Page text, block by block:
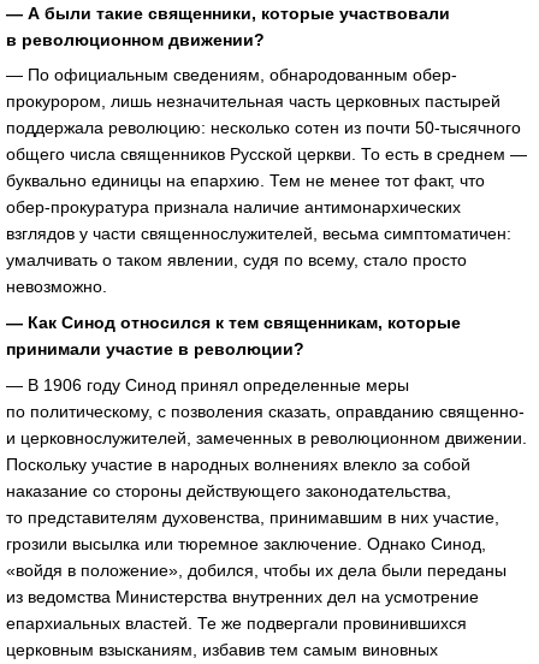
— А были такие священники, которые участвовали
в революционном движении?
— По официальным сведениям, обнародованным обер-
прокурором, лишь незначительная часть церковных пастырей
поддержала революцию: несколько сотен из почти 50-тысячного
общего числа священников Русской церкви. То есть в среднем —
буквально единицы на епархию. Тем не менее тот факт, что
обер-прокуратура признала наличие антимонархических
взглядов у части священнослужителей, весьма симптоматичен:
умалчивать о таком явлении, судя по всему, стало просто
невозможно.
— Как Синод относился к тем священникам, которые
принимали участие в революции?
— В 1906 году Синод принял определенные меры
по политическому, с позволения сказать, оправданию священно-
и церковнослужителей, замеченных в революционном движении.
Поскольку участие в народных волнениях влекло за собой
наказание со стороны действующего законодательства,
то представителям духовенства, принимавшим в них участие,
грозили высылка или тюремное заключение. Однако Синод,
«войдя в положение», добился, чтобы их дела были переданы
из ведомства Министерства внутренних дел на усмотрение
епархиальных властей. Те же подвергали провинившихся
церковным взысканиям, избавив тем самым виновных